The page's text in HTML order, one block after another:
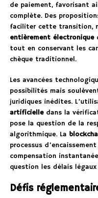
de paiement, favorisant
complète. Des
faciliter cette transition,
entièrement électronique
tout en conservant les
chèque traditionnel.
Les avancées
possibilités mais
juridiques inédites.
artificielledans la
pose la question de la
algorithmique. La
processus
compensation
question les délais
Défis